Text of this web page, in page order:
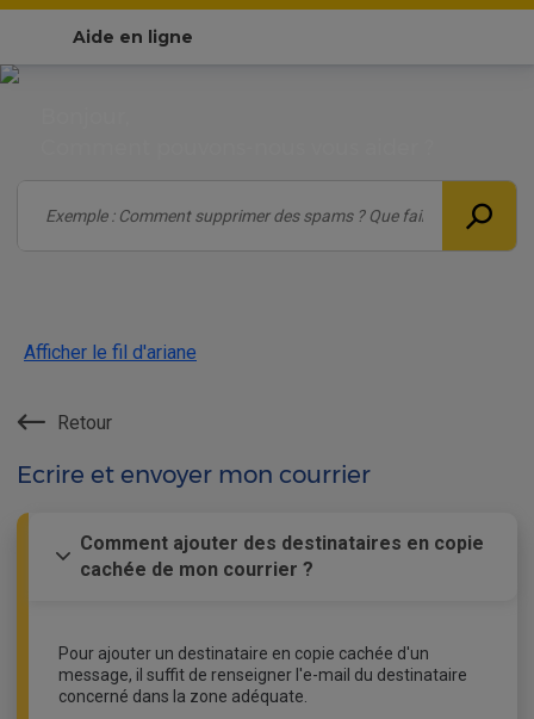
Aide en ligne
Afficher le fil d'ariane
Retour
Ecrire et envoyer mon courrier
Comment ajouter des destinataires en copie
cachée de mon courrier ?
Pour ajouter un destinataire en copie cachée d'un
message, il suffit de renseigner l'e-mail du destinataire
concerné dans la zone adéquate.